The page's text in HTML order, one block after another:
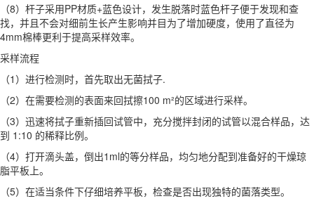
（8）杆子采用PP材质+蓝色设计，发生脱落时蓝色杆子便于发现和查
找，并且不会对细前生长产生影响并目为了增加硬度，使用了直径为
4mm棉棒更利于提高采样效率。
采样流程
（1）进行检测时，首先取出无菌拭子.
（2）在需要检测的表面来回拭擦100 m²的区域进行采样。
（3）迅速将拭子重新插回试管中，充分搅拌封闭的试管以混合样品，达
到 1:10 的稀释比例。
（4）打开滴头盖，倒出1ml的等分样品，均匀地分配到准备好的干燥琼
脂平板上。
（5）在适当条件下仔细培养平板，检查是否出现独特的菌落类型。